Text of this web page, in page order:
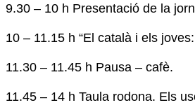
9.30 – 10 h Presentació de la
10 – 11.15 h “El català i els
11.30 – 11.45 h Pausa – cafè.
11.45 – 14 h Taula rodona. Els